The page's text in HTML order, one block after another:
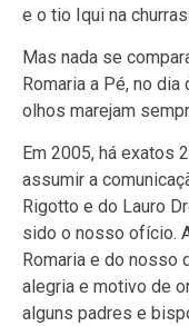
e o tio Iqui na
Mas nada se
Romaria a Pé, no dia
olhos marejam
Em 2005, há exatos
assumir a
Rigotto e do Lauro
sido o nosso ofício.
Romaria e do nosso
alegria e motivo de
alguns padres e